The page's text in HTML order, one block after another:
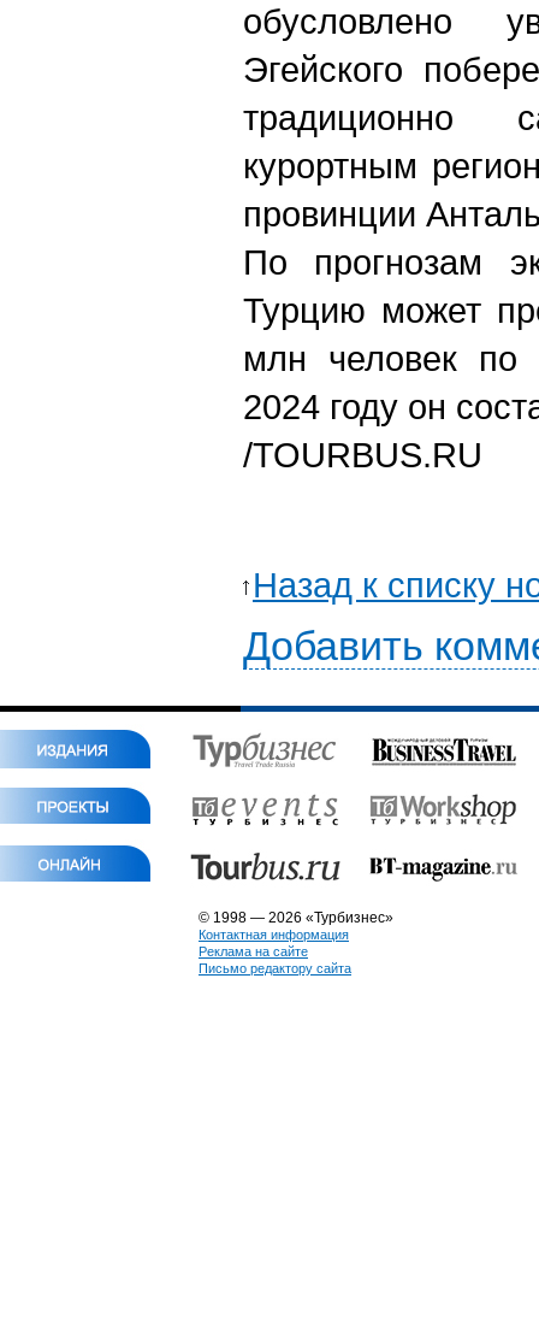
обусловлено
Эгейского
традиционно
курортным
провинции
По прогнозам
Турцию может
млн человек по
2024 году он
/TOURBUS.RU
Назад к списку
Добавить
© 1998 — 2026 «Турбизнес»
Контактная информация
Реклама на сайте
Письмо редактору сайта